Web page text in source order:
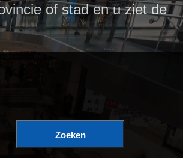
of stad en u ziet de
Zoeken